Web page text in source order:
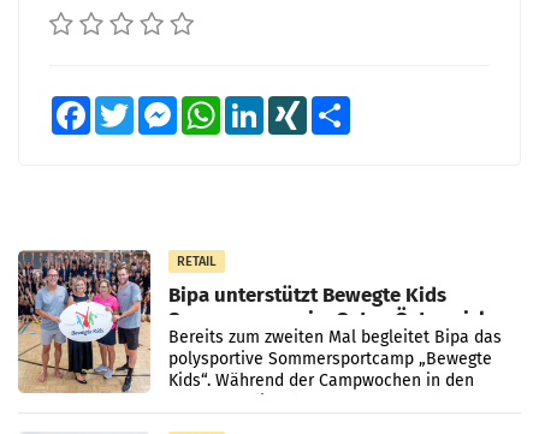
FacebookTwitter MessengerWhatsAppLinkedInXING
RETAIL
Bipa unterstützt Bewegte Kids
Sommercamps im Osten Österreichs
Bereits zum zweiten Mal begleitet Bipa das
polysportive Sommersportcamp „Bewegte
Kids“. Während der Campwochen in den